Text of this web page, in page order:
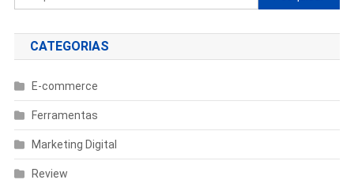
por:
CATEGORIAS
E-commerce
Ferramentas
Marketing Digital
Review